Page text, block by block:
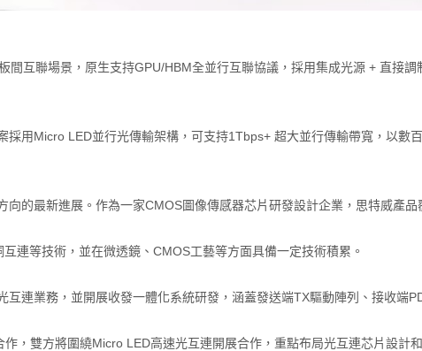
間互聯場景，原生支持GPU/HBM全並行互聯協議，採用集成光源 + 直接
採用Micro LED並行光傳輸架構，可支持1Tbps+ 超大並行傳輸帶寬，以
的最新進展。作為一家CMOS圖像傳感器芯片研發設計企業，思特威產
連等技術，並在微透鏡、CMOS工藝等方面具備一定技術積累。
互連業務，並開展收發一體化系統研發，涵蓋發送端TX驅動陣列、接收端
，雙方將圍繞Micro LED高速光互連開展合作，重點布局光互連芯片設計